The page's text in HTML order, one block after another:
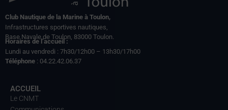
Club Nautique de la Marine à Toulon,
Infrastructures sportives nautiques,
Base Navale de Toulon, 83000 Toulon.
Horaires de l’accueil :
Lundi au vendredi : 7h30/12h00 – 13h30/17h00
Téléphone : 04.22.42.06.37
ACCUEIL
Le CNMT